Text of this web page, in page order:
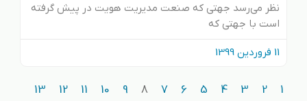
نظر می‌رسد جهتی که صنعت مدیریت هویت در پیش گرفته
است با جهتی که
11 فروردین 1399
1
2
3
4
5
6
7
8
9
10
11
12
13